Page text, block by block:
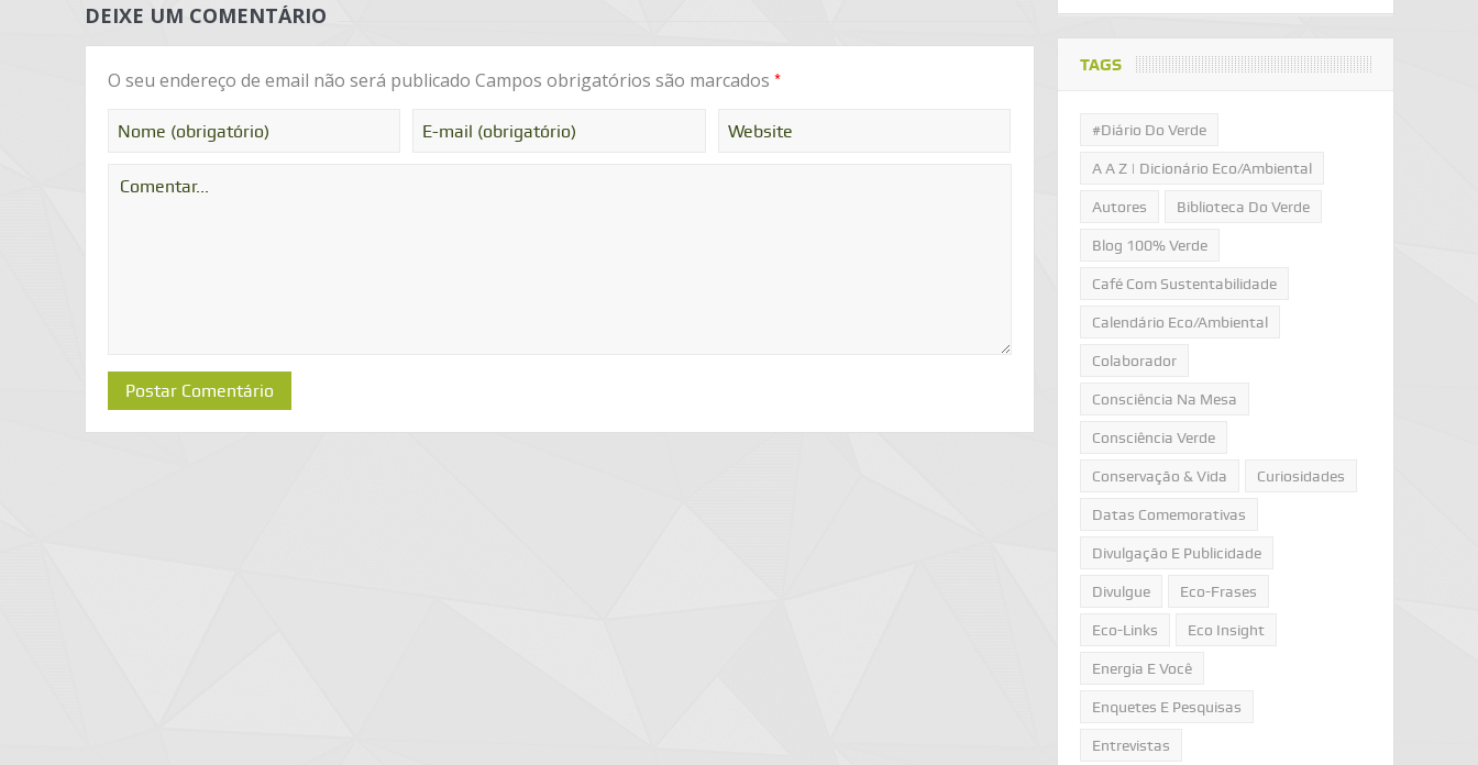
DEIXE UM COMENTÁRIO
O seu endereço de email não será publicado Campos obrigatórios são marcados *
TAGS
#Diário Do Verde
A A Z | Dicionário Eco/Ambiental
Autores Biblioteca Do Verde
Blog 100% Verde
Café Com Sustentabilidade
Calendário Eco/Ambiental
Colaborador
Consciência Na Mesa
Consciência Verde
Conservação & Vida Curiosidades
Datas Comemorativas
Divulgação E Publicidade
Divulgue Eco-Frases
Eco-Links Eco Insight
Energia E Você
Enquetes E Pesquisas
Entrevistas